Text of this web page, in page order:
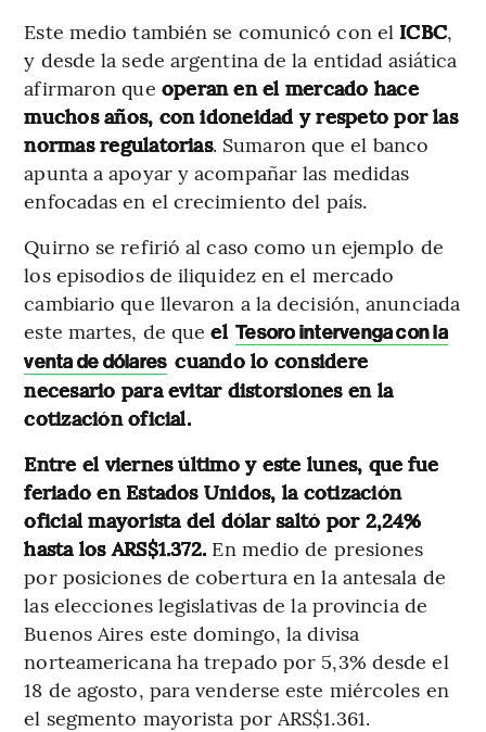
Este medio también se comunicó con el ICBC,
y desde la sede argentina de la entidad asiática
afirmaron que operan en el mercado hace
muchos años, con idoneidad y respeto por las
normas regulatorias. Sumaron que el banco
apunta a apoyar y acompañar las medidas
enfocadas en el crecimiento del país.
Quirno se refirió al caso como un ejemplo de
los episodios de iliquidez en el mercado
cambiario que llevaron a la decisión, anunciada
este martes, de queel Tesoro intervenga con la
venta de dólares cuando lo considere
necesario para evitar distorsiones en la
cotización oficial.
Entre el viernes último y este lunes, que fue
feriado en Estados Unidos, la cotización
oficial mayorista del dólar saltó por 2,24%
hasta los ARS$1.372. En medio de presiones
por posiciones de cobertura en la antesala de
las elecciones legislativas de la provincia de
Buenos Aires este domingo, la divisa
norteamericana ha trepado por 5,3% desde el
18 de agosto, para venderse este miércoles en
el segmento mayorista por ARS$1.361.